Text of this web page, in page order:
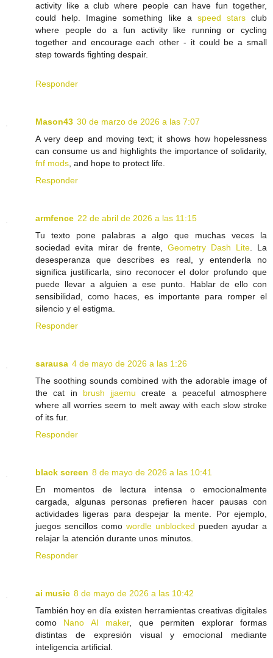
activity like a club where people can have fun together,
could help. Imagine something like a speed starsclub
where people do a fun activity like running or cycling
together and encourage each other - it could be a small
step towards fighting despair.
Responder
Mason43 30 de marzo de 2026 a las 7:07
A very deep and moving text; it shows how hopelessness
can consume us and highlights the importance of solidarity,
fnf mods , and hope to protect life.
Responder
armfence 22 de abril de 2026 a las 11:15
Tu texto pone palabras a algo que muchas veces la
sociedad evita mirar de frente, Geometry Dash Lite . La
desesperanza que describes es real, y entenderla no
significa justificarla, sino reconocer el dolor profundo que
puede llevar a alguien a ese punto. Hablar de ello con
sensibilidad, como haces, es importante para romper el
silencio y el estigma.
Responder
sarausa 4 de mayo de 2026 a las 1:26
The soothing sounds combined with the adorable image of
the cat in brush jjaemu create a peaceful atmosphere
where all worries seem to melt away with each slow stroke
of its fur.
Responder
black screen 8 de mayo de 2026 a las 10:41
En momentos de lectura intensa o emocionalmente
cargada, algunas personas prefieren hacer pausas con
actividades ligeras para despejar la mente. Por ejemplo,
juegos sencillos como wordle unblocked pueden ayudar a
relajar la atención durante unos minutos.
Responder
ai music 8 de mayo de 2026 a las 10:42
También hoy en día existen herramientas creativas digitales
como Nano AI maker, que permiten explorar formas
distintas de expresión visual y emocional mediante
inteligencia artificial.